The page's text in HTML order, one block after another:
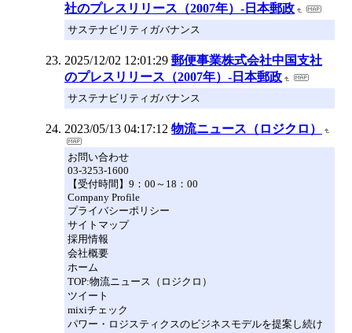
社のプレスリリース（2007年）‐日本郵政
サステナビリティガバナンス
2025/12/02 12:01:29 郵便事業株式会社中国支社
のプレスリリース（2007年）‐日本郵政
サステナビリティガバナンス
2023/05/13 04:17:12 物流ニュース（ロジクロ）
お問い合わせ
03-3253-1600
【受付時間】9：00～18：00
Company Profile
プライバシーポリシー
サイトマップ
採用情報
会社概要
ホーム
TOP:物流ニュース（ロジクロ）
ツイート
mixiチェック
パワー・ロジスティクスのビジネスモデルを提案し続け